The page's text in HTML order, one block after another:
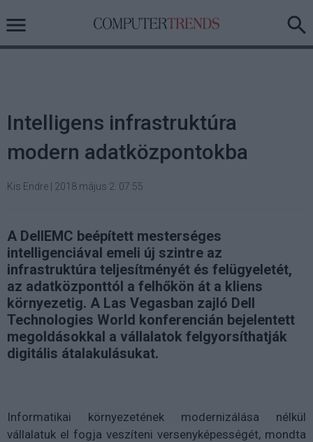
Intelligens infrastruktúra
modern adatközpontokba
Kis Endre 2018 május 2. 07:55
A DellEMC beépített mesterséges
intelligenciával emeli új szintre az
infrastruktúra teljesítményét és felügyeletét,
az adatközponttól a felhőkön át a kliens
környezetig. A Las Vegasban zajló Dell
Technologies World konferencián bejelentett
megoldásokkal a vállalatok felgyorsíthatják
digitális átalakulásukat.
Informatikai környezetének modernizálása nélkül
vállalatuk el fogja veszíteni versenyképességét, mondta